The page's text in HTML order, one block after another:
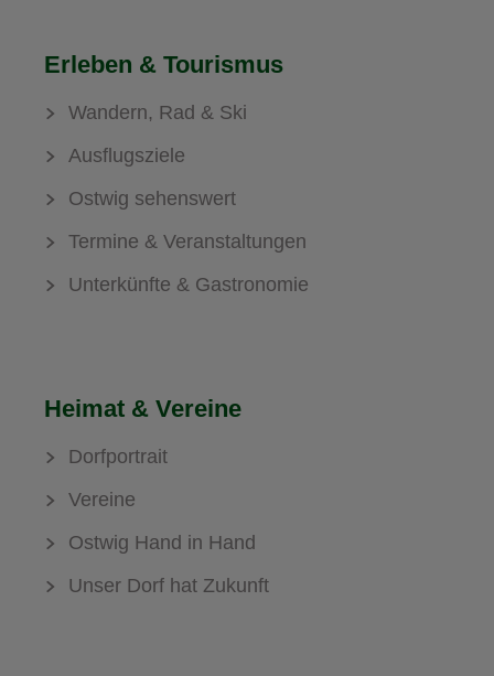
Erleben & Tourismus
Wandern, Rad & Ski
Ausflugsziele
Ostwig sehenswert
Termine & Veranstaltungen
Unterkünfte & Gastronomie
Heimat & Vereine
Dorfportrait
Vereine
Ostwig Hand in Hand
Unser Dorf hat Zukunft